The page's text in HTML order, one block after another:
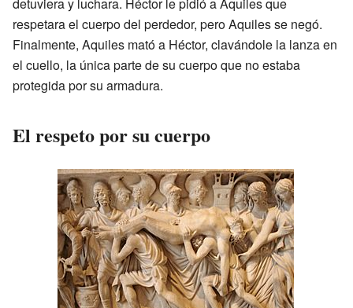
respetara el cuerpo del perdedor, pero Aquiles se negó.
Finalmente, Aquiles mató a Héctor, clavándole la lanza en
el cuello, la única parte de su cuerpo que no estaba
protegida por su armadura.
El respeto por su cuerpo